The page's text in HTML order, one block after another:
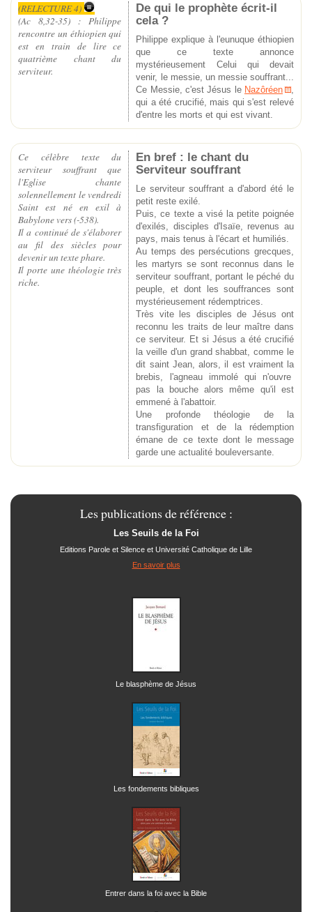
(RELECTURE 4)
(Ac 8,32-35) : Philippe
rencontre un éthiopien qui
est en train de lire ce
quatrième chant du
serviteur.
De qui le prophète écrit-il
cela ?
Philippe explique à l'eunuque éthiopien
que ce texte annonce
mystérieusement Celui qui devait
venir, le messie, un messie souffrant...
Ce Messie, c'est Jésus le Nazôréen
,
qui a été crucifié, mais qui s'est relevé
d'entre les morts et qui est vivant.
Ce célèbre texte du
serviteur souffrant que
l'Eglise chante
solennellement le vendredi
Saint est né en exil à
Babylone vers (-538).
Il a continué de s'élaborer
au fil des siècles pour
devenir un texte phare.
Il porte une théologie très
riche.
En bref : le chant du
Serviteur souffrant
Le serviteur souffrant a d'abord été le
petit reste exilé.
Puis, ce texte a visé la petite poignée
d'exilés, disciples d'Isaïe, revenus au
pays, mais tenus à l'écart et humiliés.
Au temps des persécutions grecques,
les martyrs se sont reconnus dans le
serviteur souffrant, portant le péché du
peuple, et dont les souffrances sont
mystérieusement rédemptrices.
Très vite les disciples de Jésus ont
reconnu les traits de leur maître dans
ce serviteur. Et si Jésus a été crucifié
la veille d'un grand shabbat, comme le
dit saint Jean, alors, il est vraiment la
brebis, l'agneau immolé qui n'ouvre
pas la bouche alors même qu'il est
emmené à l'abattoir.
Une profonde théologie de la
transfiguration et de la rédemption
émane de ce texte dont le message
garde une actualité bouleversante.
Les publications de référence :
Les Seuils de la Foi
Editions Parole et Silence et Université Catholique de Lille
En savoir plus
Le blasphème de Jésus
Les fondements bibliques
Entrer dans la foi avec la Bible